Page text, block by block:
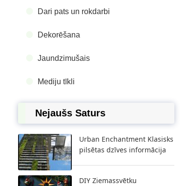
Dari pats un rokdarbi
Dekorēšana
Jaundzimušais
Mediju tīkli
Nejaušs Saturs
Urban Enchantment Klasisks
pilsētas dzīves informācija
DIY Ziemassvētku